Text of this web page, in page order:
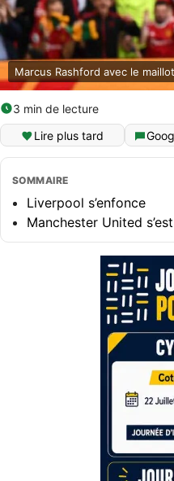
Marcus Rashford avec le
3 min de lecture
Lire plus tard
SOMMAIRE
Liverpool s’enfonce
Manchester United